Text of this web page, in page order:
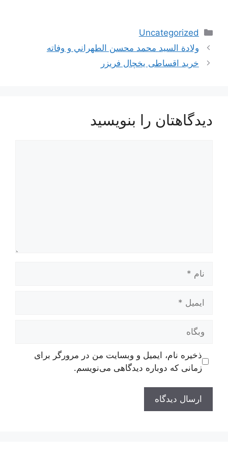
دسته‌ها
Uncategorized
ولادة السيد محمد محسن الطهراني و وفاته
خرید اقساطی یخچال فریزر
دیدگاهتان را بنویسید
وبگاه
ذخیره نام، ایمیل و وبسایت من در مرورگر برای
زمانی که دوباره دیدگاهی می‌نویسم.